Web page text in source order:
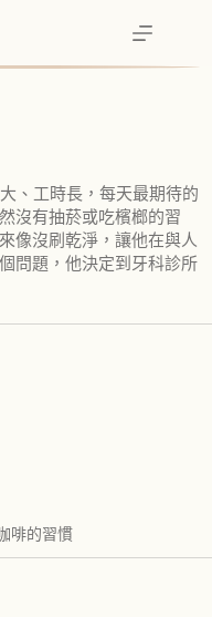
、工時長，每天最期待的
沒有抽菸或吃檳榔的習
像沒刷乾淨，讓他在與人
問題，他決定到牙科診所
啡的習慣